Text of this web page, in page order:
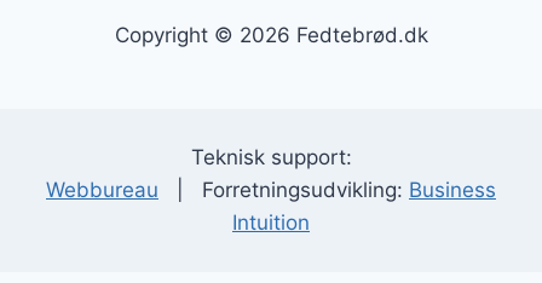
Copyright © 2026 Fedtebrød.dk
Teknisk support:
Webbureau | Forretningsudvikling: Business
Intuition